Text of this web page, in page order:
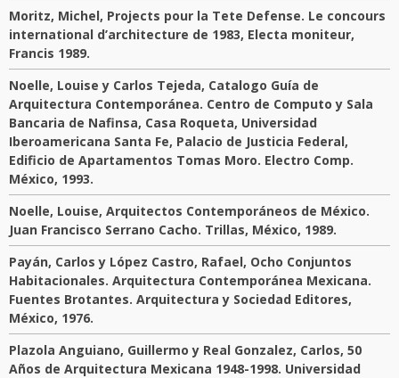
Moritz, Michel, Projects pour la Tete Defense. Le concours
international d’architecture de 1983, Electa moniteur,
Francis 1989.
Noelle, Louise y Carlos Tejeda, Catalogo Guía de
Arquitectura Contemporánea. Centro de Computo y Sala
Bancaria de Nafinsa, Casa Roqueta, Universidad
Iberoamericana Santa Fe, Palacio de Justicia Federal,
Edificio de Apartamentos Tomas Moro. Electro Comp.
México, 1993.
Noelle, Louise, Arquitectos Contemporáneos de México.
Juan Francisco Serrano Cacho. Trillas, México, 1989.
Payán, Carlos y López Castro, Rafael, Ocho Conjuntos
Habitacionales. Arquitectura Contemporánea Mexicana.
Fuentes Brotantes. Arquitectura y Sociedad Editores,
México, 1976.
Plazola Anguiano, Guillermo y Real Gonzalez, Carlos, 50
Años de Arquitectura Mexicana 1948-1998. Universidad